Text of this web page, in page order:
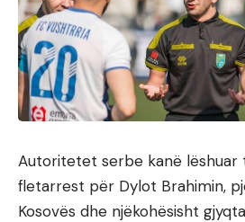
Autoritetet serbe kanë lëshuar
fletarrest për Dylot Brahimin,
Kosovës dhe njëkohësisht